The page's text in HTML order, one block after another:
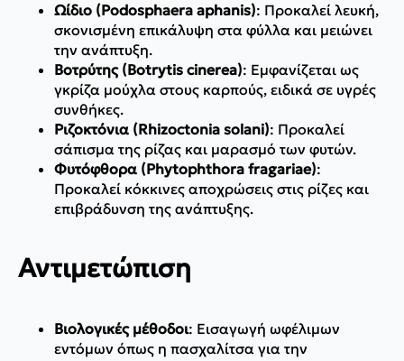
Ωίδιο (Podosphaera aphanis): Προκαλεί λευκή,
σκονισμένη επικάλυψη στα φύλλα και μειώνει
την ανάπτυξη.
Βοτρύτης (Botrytis cinerea): Εμφανίζεται ως
γκρίζα μούχλα στους καρπούς, ειδικά σε υγρές
συνθήκες.
Ριζοκτόνια (Rhizoctonia solani): Προκαλεί
σάπισμα της ρίζας και μαρασμό των φυτών.
Φυτόφθορα (Phytophthora fragariae):
Προκαλεί κόκκινες αποχρώσεις στις ρίζες και
επιβράδυνση της ανάπτυξης.
Αντιμετώπιση
Βιολογικές μέθοδοι: Εισαγωγή ωφέλιμων
εντόμων όπως η πασχαλίτσα για την